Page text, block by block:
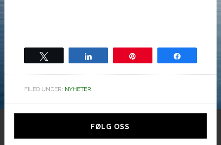
FILED UNDER: NYHETER
Hoved
FØLG OSS